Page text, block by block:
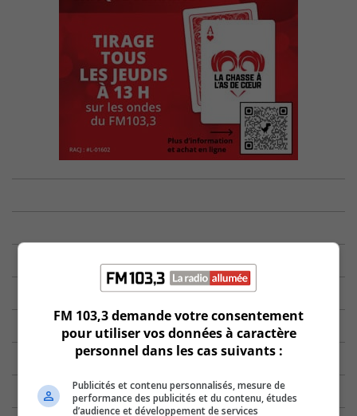
FM 103,3 demande votre consentement
pour utiliser vos données à caractère
personnel dans les cas suivants :
Publicités et contenu personnalisés, mesure de
performance des publicités et du contenu, études
d’audience et développement de services